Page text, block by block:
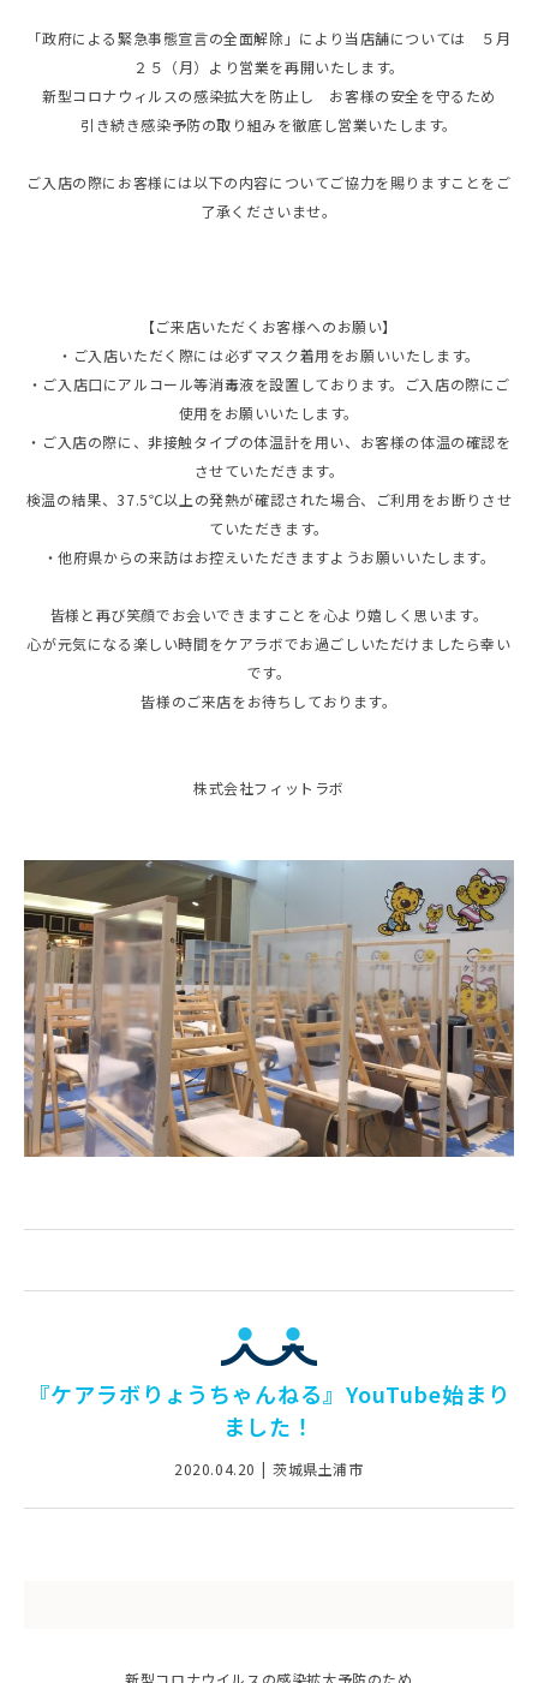
「政府による緊急事態宣言の全面解除」により当店舗については ５月
２５（月）より営業を再開いたします。
新型コロナウィルスの感染拡大を防止し お客様の安全を守るため
引き続き感染予防の取り組みを徹底し営業いたします。
ご入店の際にお客様には以下の内容についてご協力を賜りますことをご
了承くださいませ。
【ご来店いただくお客様へのお願い】
・ご入店いただく際には必ずマスク着用をお願いいたします。
・ご入店口にアルコール等消毒液を設置しております。ご入店の際にご
使用をお願いいたします。
・ご入店の際に、非接触タイプの体温計を用い、お客様の体温の確認を
させていただきます。
検温の結果、37.5℃以上の発熱が確認された場合、ご利用をお断りさせ
ていただきます。
・他府県からの来訪はお控えいただきますようお願いいたします。
皆様と再び笑顔でお会いできますことを心より嬉しく思います。
心が元気になる楽しい時間をケアラボでお過ごしいただけましたら幸い
です。
皆様のご来店をお待ちしております。
株式会社フィットラボ
『ケアラボりょうちゃんねる』YouTube始まり
ました！
2020.04.20 茨城県土浦市